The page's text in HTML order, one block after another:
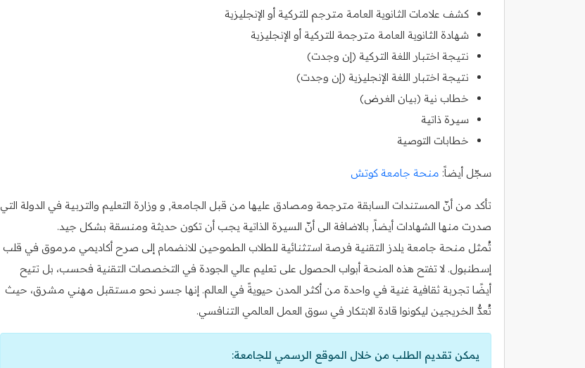
كشف علامات الثانوية العامة مترجم للتركية أو الإنجليزية
شهادة الثانوية العامة مترجمة للتركية أو الإنجليزية
نتيجة اختبار اللغة التركية (إن وجدت)
نتيجة اختبار اللغة الإنجليزية (إن وجدت)
خطاب نية (بيان الغرض)
سيرة ذاتية
خطابات التوصية
سجّل أيضاً: منحة جامعة كوتش
تأكد من أنّ المستندات السابقة مترجمة ومصادق عليها من قبل الجامعة, و وزارة التعليم والتربية في الدولة التي
صدرت منها الشهادات أيضاً, بالاضافة الى أنّ السيرة الذاتية يجب أن تكون حديثة ومنسقة بشكل جيد.
تُمثل منحة جامعة يلدز التقنية فرصة استثنائية للطلاب الطموحين للانضمام إلى صرح أكاديمي مرموق في قلب
إسطنبول. لا تفتح هذه المنحة أبواب الحصول على تعليم عالي الجودة في التخصصات التقنية فحسب، بل تتيح
أيضًا تجربة ثقافية غنية في واحدة من أكثر المدن حيويةً في العالم. إنها جسر نحو مستقبل مهني مشرق، حيث
تُعدُّ الخريجين ليكونوا قادة الابتكار في سوق العمل العالمي التنافسي.
يمكن تقديم الطلب من خلال الموقع الرسمي للجامعة: